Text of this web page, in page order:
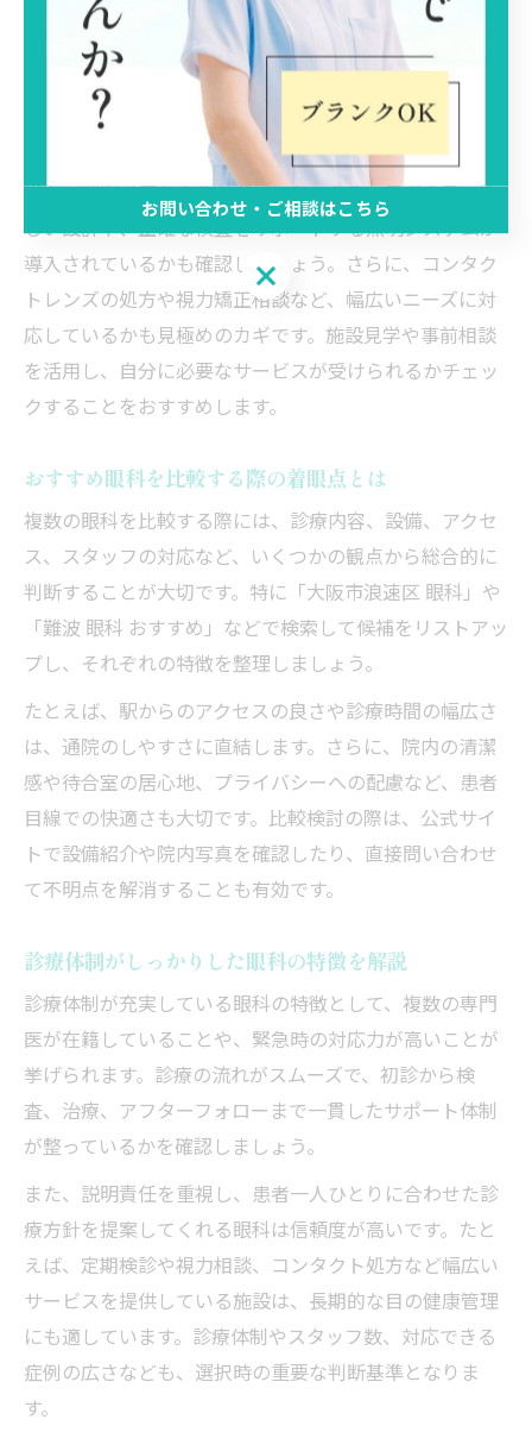
層計（OCT）、レーザー治療装置など、最新の医療機器
を導入しているクリニックが増えています。これらの設
備が整っていると、目の状態をより精密に把握でき、適
切な診断や治療が受けられるメリットがあります。
また、照明設備も重要なポイントであり、患者の目に優
しい設計や、正確な検査をサポートする照明システムが
導入されているかも確認しましょう。さらに、コンタク
トレンズの処方や視力矯正相談など、幅広いニーズに対
応しているかも見極めのカギです。施設見学や事前相談
を活用し、自分に必要なサービスが受けられるかチェッ
クすることをおすすめします。
おすすめ眼科を比較する際の着眼点とは
複数の眼科を比較する際には、診療内容、設備、アクセ
ス、スタッフの対応など、いくつかの観点から総合的に
判断することが大切です。特に「大阪市浪速区 眼科」や
「難波 眼科 おすすめ」などで検索して候補をリストアッ
プし、それぞれの特徴を整理しましょう。
たとえば、駅からのアクセスの良さや診療時間の幅広さ
は、通院のしやすさに直結します。さらに、院内の清潔
感や待合室の居心地、プライバシーへの配慮など、患者
目線での快適さも大切です。比較検討の際は、公式サイ
トで設備紹介や院内写真を確認したり、直接問い合わせ
て不明点を解消することも有効です。
診療体制がしっかりした眼科の特徴を解説
診療体制が充実している眼科の特徴として、複数の専門
医が在籍していることや、緊急時の対応力が高いことが
挙げられます。診療の流れがスムーズで、初診から検
査、治療、アフターフォローまで一貫したサポート体制
が整っているかを確認しましょう。
また、説明責任を重視し、患者一人ひとりに合わせた診
療方針を提案してくれる眼科は信頼度が高いです。たと
えば、定期検診や視力相談、コンタクト処方など幅広い
サービスを提供している施設は、長期的な目の健康管理
にも適しています。診療体制やスタッフ数、対応できる
症例の広さなども、選択時の重要な判断基準となりま
す。
お問い合わせ・ご相談はこちら
お問い合わせ・ご相談はこちら